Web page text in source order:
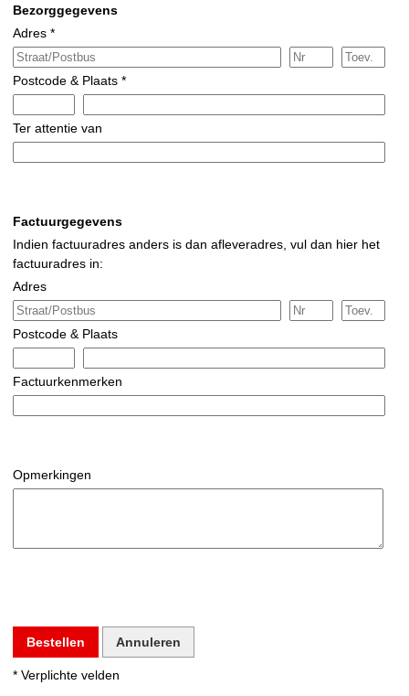
Bezorggegevens
Adres *
Postcode & Plaats *
Ter attentie van
Factuurgegevens
Indien factuuradres anders is dan afleveradres, vul dan hier het
factuuradres in:
Adres
Postcode & Plaats
Factuurkenmerken
Opmerkingen
Bestellen Annuleren
* Verplichte velden